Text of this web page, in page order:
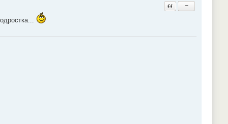
Ответить с цитатой
−